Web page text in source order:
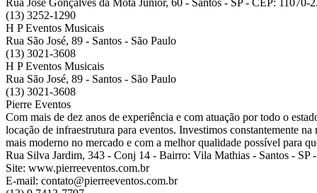
(13) 3252-1290
H P Eventos Musicais
Rua São José, 89 - Santos - São Paulo
(13) 3021-3608
H P Eventos Musicais
Rua São José, 89 - Santos - São Paulo
(13) 3021-3608
Pierre Eventos
Com mais de dez anos de experiência e com atuação por todo o
locação de infraestrutura para eventos. Investimos constantemente
mais moderno no mercado e com a melhor qualidade possível para
Rua Silva Jardim, 343 - Conj 14 - Bairro: Vila Mathias - Santos - SP
Site: www.pierreeventos.com.br
E-mail: contato@pierreeventos.com.br